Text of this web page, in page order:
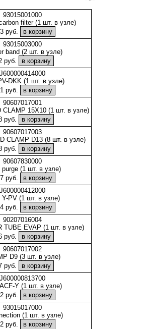
93015001000
filter (1 шт. в узле)
руб.
93015003000
band (2 шт. в узле)
руб.
J600000414000
DKK (1 шт. в узле)
руб.
90607017001
CLAMP 15X10 (1 шт. в узле)
руб.
90607017003
CLAMP D13 (8 шт. в узле)
руб.
90607830000
purge (1 шт. в узле)
руб.
J600000412000
Y-PV (1 шт. в узле)
руб.
90207016004
TUBE EVAP (1 шт. в узле)
руб.
90607017002
D9 (3 шт. в узле)
руб.
J600000813700
Y (1 шт. в узле)
руб.
93015017000
(1 шт. в узле)
руб.